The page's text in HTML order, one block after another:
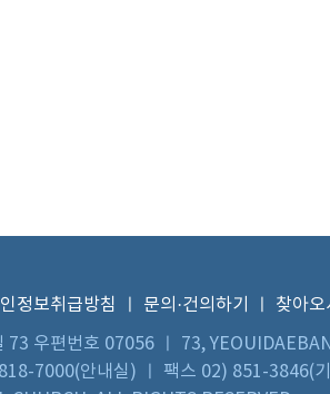
정보취급방침 문의·건의하기
찾아오
73 우편번호 07056 ㅣ 73,
7000(안내실) ㅣ 팩스 02) 851-3846(